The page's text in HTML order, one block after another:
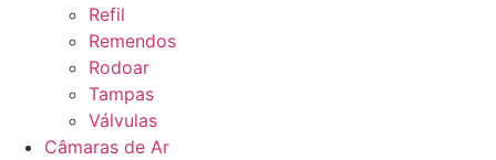
Refil
Remendos
Rodoar
Tampas
Válvulas
Câmaras de Ar